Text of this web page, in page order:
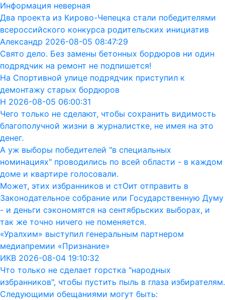
Информация неверная
Два проекта из Кирово-Чепецка стали победителями
всероссийского конкурса родительских инициатив
Александр 2026-08-05 08:47:29
Свято дело. Без замены бетонных бордюров ни один
подрядчик на ремонт не подпишется!
На Спортивной улице подрядчик приступил к
демонтажу старых бордюров
Н 2026-08-05 06:00:31
Чего только не сделают, чтобы сохранить видимость
благополучной жизни в журналистке, не имея на это
денег.
А уж выборы победителей "в специальных
номинациях" проводились по всей области - в каждом
доме и квартире голосовали.
Может, этих избранников и стОит отправить в
Законодательное собрание или Государственную Думу
- и деньги сэкономятся на сентябрьских выборах, и
так же точно ничего не поменяется.
«Уралхим» выступил генеральным партнером
медиапремии «Признание»
ИКВ 2026-08-04 19:10:32
Что только не сделает горстка "народных
избранников", чтобы пустить пыль в глаза избирателям.
Следующими обещаниями могут быть: